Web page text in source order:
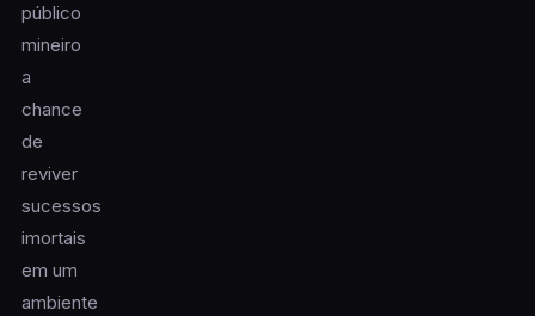
público
mineiro
a
chance
de
reviver
sucessos
imortais
em um
ambiente